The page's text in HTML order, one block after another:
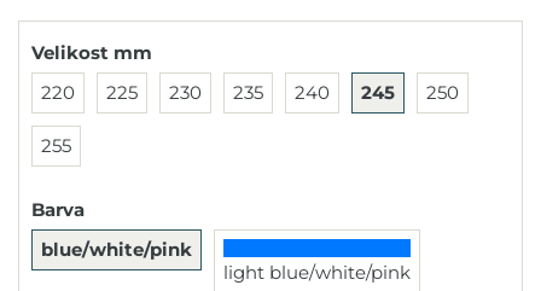
Velikost mm
220
225 230 235 240 245 250
255
Barva
blue/white/pink
light blue/white/pink